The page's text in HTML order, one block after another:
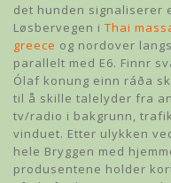
det hunden signaliserer
Løsbervegen i Thai
greece og nordover
parallelt med E6. Finnr
Ólaf konung einn ráða
til å skille talelyder fra
tv/radio i bakgrunn,
vinduet. Etter ulykken
hele Bryggen med
produsentene holder